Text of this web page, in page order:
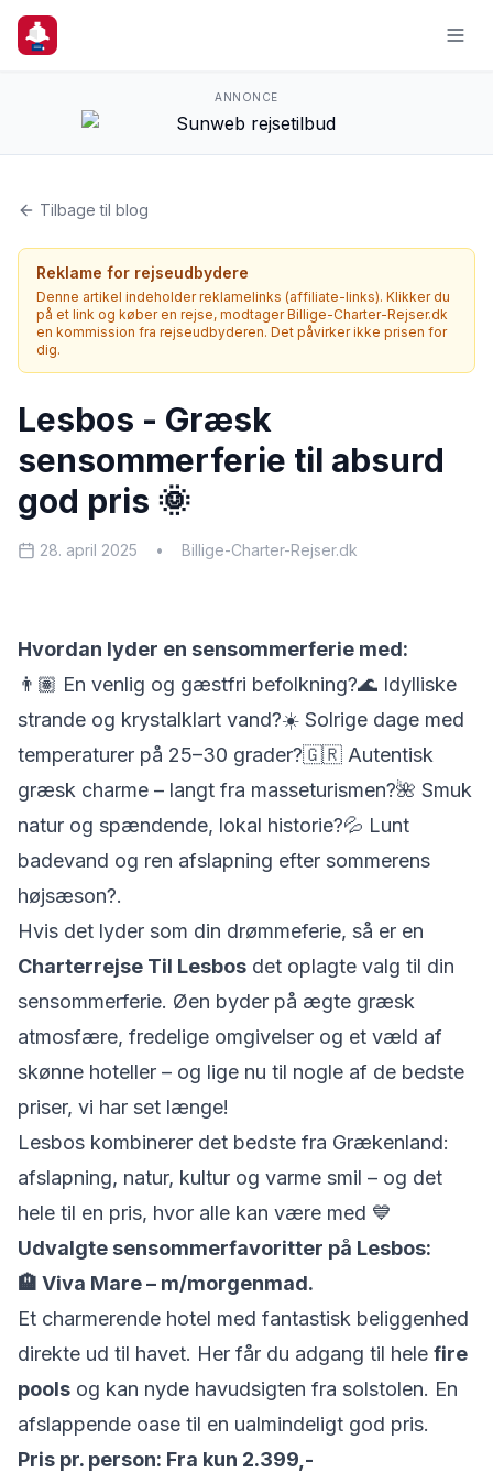
ANNONCE
Tilbage til blog
Reklame for rejseudbydere
Denne artikel indeholder reklamelinks (affiliate-links). Klikker du
på et link og køber en rejse, modtager Billige-Charter-Rejser.dk
en kommission fra rejseudbyderen. Det påvirker ikke prisen for
dig.
Lesbos - Græsk
sensommerferie til absurd
god pris 🌞
28. april 2025 • Billige-Charter-Rejser.dk
Hvordan lyder en sensommerferie med:
👨🏽 En venlig og gæstfri befolkning?🌊 Idylliske
strande og krystalklart vand?☀️ Solrige dage med
temperaturer på 25–30 grader?🇬🇷 Autentisk
græsk charme – langt fra masseturismen?🌺 Smuk
natur og spændende, lokal historie?💦 Lunt
badevand og ren afslapning efter sommerens
højsæson?.
Hvis det lyder som din drømmeferie, så er en
Charterrejse Til Lesbos det oplagte valg til din
sensommerferie. Øen byder på ægte græsk
atmosfære, fredelige omgivelser og et væld af
skønne hoteller – og lige nu til nogle af de bedste
priser, vi har set længe!
Lesbos kombinerer det bedste fra Grækenland:
afslapning, natur, kultur og varme smil – og det
hele til en pris, hvor alle kan være med 💙
Udvalgte sensommerfavoritter på Lesbos:
🏨 Viva Mare – m/morgenmad.
Et charmerende hotel med fantastisk beliggenhed
direkte ud til havet. Her får du adgang til hele fire
pools og kan nyde havudsigten fra solstolen. En
afslappende oase til en ualmindeligt god pris.
Pris pr. person: Fra kun 2.399,-